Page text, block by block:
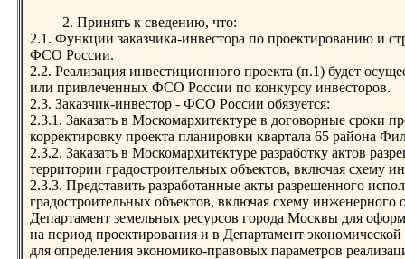
2. Принять к сведению, что:
2.1. Функции заказчика-инвестора по проектированию и
ФСО России.
2.2. Реализация инвестиционного проекта (п.1) будет
или привлеченных ФСО России по конкурсу инвесторов.
2.3. Заказчик-инвестор - ФСО России обязуется:
2.3.1. Заказать в Москомархитектуре в договорные сроки
корректировку проекта планировки квартала 65 района
2.3.2. Заказать в Москомархитектуре разработку актов
территории градостроительных объектов, включая схему
2.3.3. Представить разработанные акты разрешенного
градостроительных объектов, включая схему инженерного
Департамент земельных ресурсов города Москвы для
на период проектирования и в Департамент
для определения экономико-правовых параметров